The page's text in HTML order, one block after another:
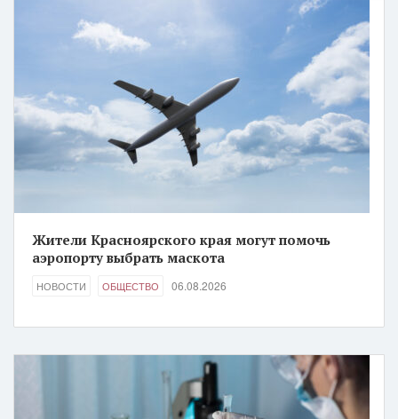
Жители Красноярского края могут помочь
аэропорту выбрать маскота
НОВОСТИ ОБЩЕСТВО 06.08.2026